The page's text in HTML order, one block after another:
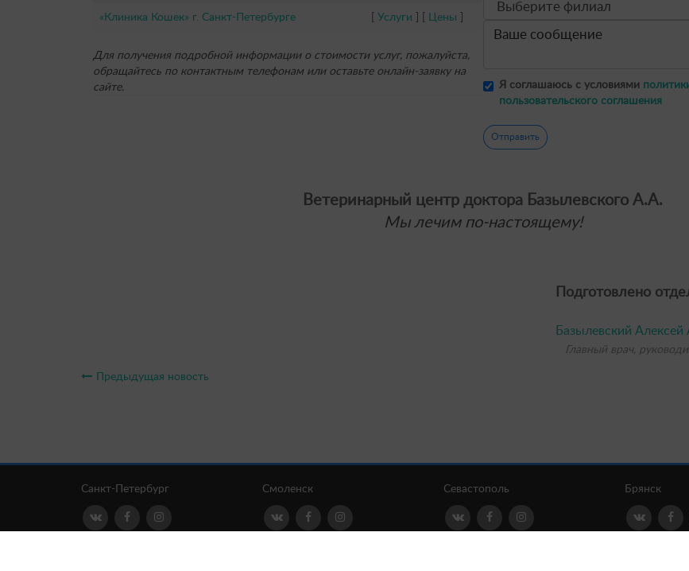
«Клиника Кошек» г. Санкт-Петербурге Услуги Цены
Для получения подробной информации о стоимости услуг, пожалуйста,
обращайтесь по контактным телефонам или оставьте онлайн-заявку на
сайте.
Я соглашаюсь с условиями
пользовательского соглашения
Отправить
Ветеринарный центр доктора Базылевского А.А.
Мы лечим по-настоящему!
Подготовлено
Базылевский Алексей
Главный врач,
Предыдущая новость
Санкт-Петербург Смоленск Севастополь Брянск